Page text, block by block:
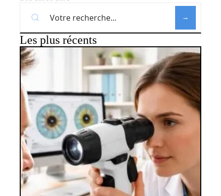
Les plus récents